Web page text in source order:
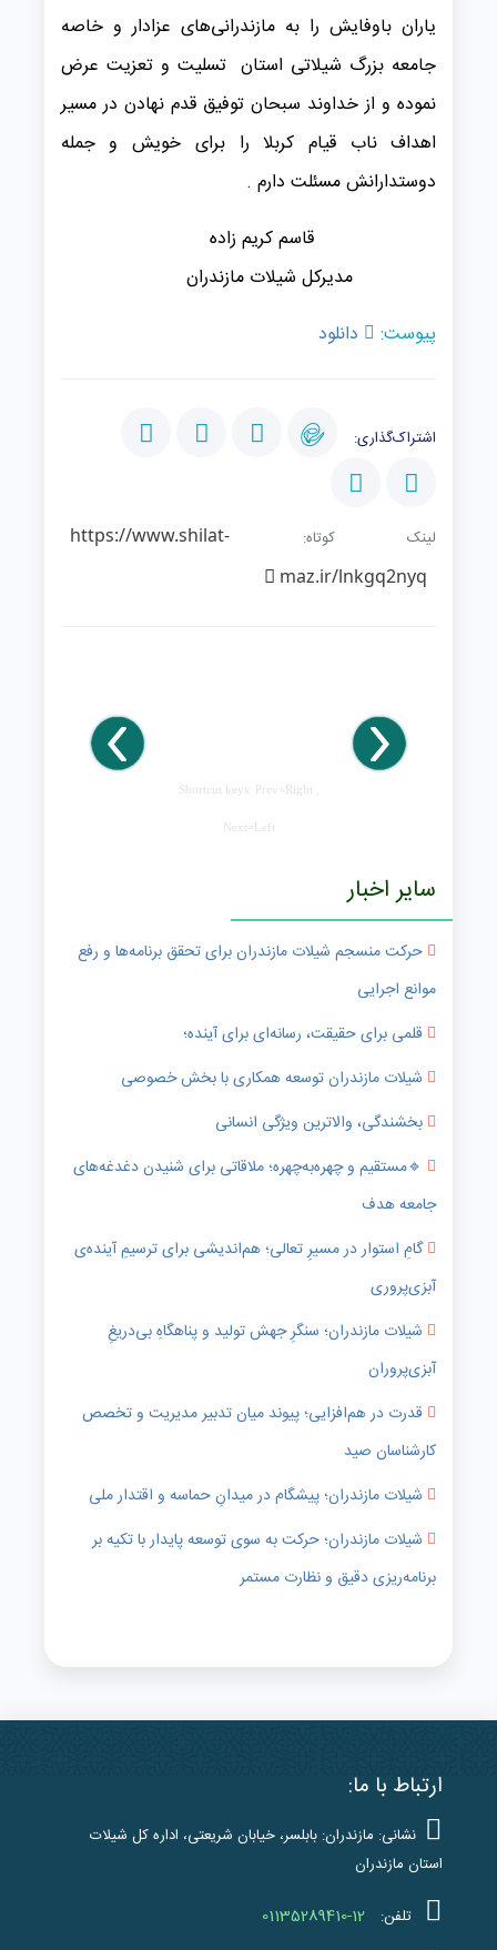
یاران باوفایش را به مازندرانی‌های عزادار و خاصه
جامعه بزرگ شیلاتی استان تسلیت و تعزیت عرض
نموده و از خداوند سبحان توفیق قدم نهادن در مسیر
اهداف ناب قیام کربلا را برای خویش و جمله
دوستدارانش مسئلت دارم .
قاسم کریم زاده
مدیرکل شیلات مازندران
پیوست:
دانلود
اشتراک‌گذاری:
لینک کوتاه:https://www.shilat-
maz.ir/lnkgq2nyq
Shortcut keys: Prev=Right ,
Next=Left
سایر اخبار
حرکت منسجم شیلات مازندران برای تحقق برنامه‌ها و رفع
موانع اجرایی
قلمی برای حقیقت، رسانه‌ای برای آینده؛
شیلات مازندران توسعه همکاری با بخش خصوصی
بخشندگی، والاترین ویژگی انسانی
🔹️مستقیم و چهره‌به‌چهره؛ ملاقاتی برای شنیدن دغدغه‌های
جامعه هدف
گامِ استوار در مسیرِ تعالی؛ هم‌اندیشی برای ترسیمِ آینده‌ی
آبزی‌پروری
شیلات مازندران؛ سنگرِ جهش تولید و پناهگاهِ بی‌دریغِ
آبزی‌پروران
قدرت در هم‌افزایی؛ پیوند میان تدبیر مدیریت و تخصص
کارشناسان صید
شیلات مازندران؛ پیشگام در میدانِ حماسه و اقتدار ملی
شیلات مازندران؛ حرکت به سوی توسعه پایدار با تکیه بر
برنامه‌ریزی دقیق و نظارت مستمر
ارتباط با ما:
نشانی: مازندران: بابلسر، خیابان شریعتی، اداره کل شیلات
استان مازندران
تلفن: 01135289410-12